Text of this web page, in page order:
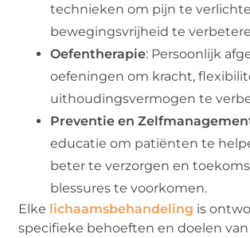
technieken om pijn te
bewegingsvrijheid te
Oefentherapie: Persoonlijk
oefeningen om kracht,
uithoudingsvermogen te
Preventie en
educatie om patiënten te
beter te verzorgen en
blessures te voorkomen.
Elke lichaamsbehandeling is
specifieke behoeften en doelen